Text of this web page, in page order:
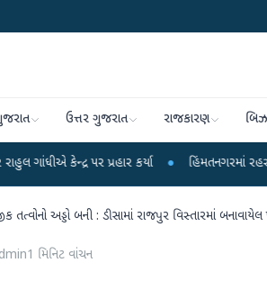
ઉત્તર ગુજરાત રાજકારણ
પર પ્રહાર કર્યા ● હિંમતનગરમાં રહસ્યમય વાયરસ કે
તત્વોનો અડ્ડો બની : ડીસામાં રાજપુર વિસ્તારમાં બનાવાયેલ
1 મિનિટ વાંચન